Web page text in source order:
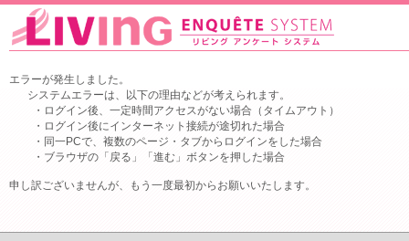
エラーが発生しました。
システムエラーは、以下の理由などが考えられます。
・ログイン後、一定時間アクセスがない場合（タイムアウト）
・ログイン後にインターネット接続が途切れた場合
・同一PCで、複数のページ・タブからログインをした場合
・ブラウザの「戻る」「進む」ボタンを押した場合
申し訳ございませんが、もう一度最初からお願いいたします。